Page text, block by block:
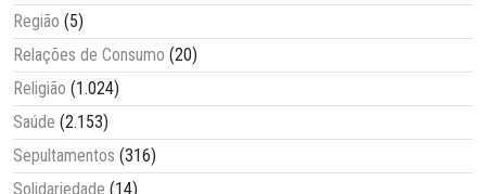
Região (5)
Relações de Consumo (20)
Religião (1.024)
Saúde (2.153)
Sepultamentos (316)
Solidariedade (14)